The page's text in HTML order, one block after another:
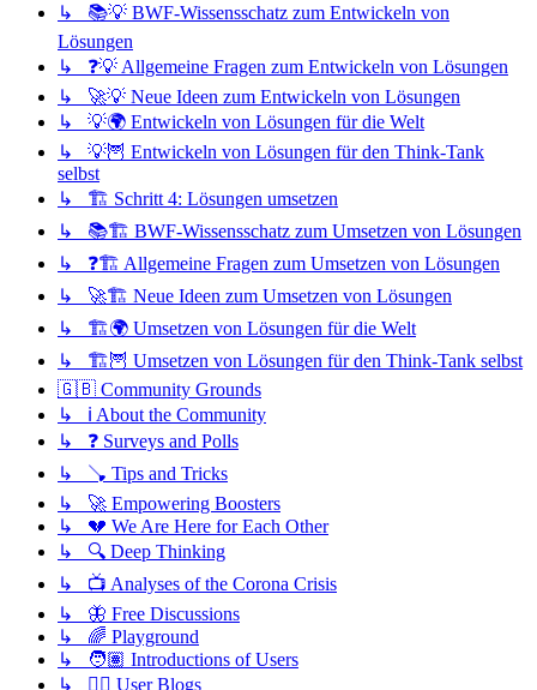
↳ 📚💡 BWF-Wissensschatz zum Entwickeln von
Lösungen
↳ ❓💡 Allgemeine Fragen zum Entwickeln von Lösungen
↳ 🚀💡 Neue Ideen zum Entwickeln von Lösungen
↳ 💡🌍 Entwickeln von Lösungen für die Welt
↳ 💡🦉 Entwickeln von Lösungen für den Think-Tank
selbst
↳ 🏗️ Schritt 4: Lösungen umsetzen
↳ 📚🏗️ BWF-Wissensschatz zum Umsetzen von Lösungen
↳ ❓🏗️ Allgemeine Fragen zum Umsetzen von Lösungen
↳ 🚀🏗️ Neue Ideen zum Umsetzen von Lösungen
↳ 🏗️🌍 Umsetzen von Lösungen für die Welt
↳ 🏗️🦉 Umsetzen von Lösungen für den Think-Tank selbst
🇬🇧 Community Grounds
↳ ℹ️ About the Community
↳ ❓ Surveys and Polls
↳ 🪠 Tips and Tricks
↳ 🚀 Empowering Boosters
↳ 💔 We Are Here for Each Other
↳ 🔍 Deep Thinking
↳ 📺 Analyses of the Corona Crisis
↳ 🦋 Free Discussions
↳ 🌈 Playground
↳ 🧑🏽 Introductions of Users
↳ ✍🏽 User Blogs